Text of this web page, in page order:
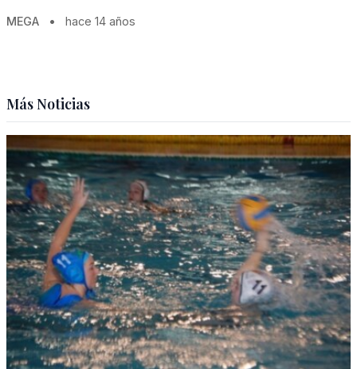
MEGA • hace 14 años
Más Noticias